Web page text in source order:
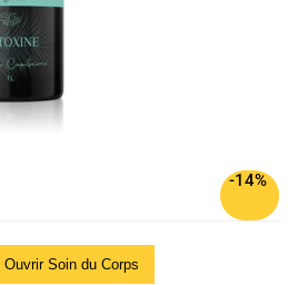
-14%
Ouvrir Soin du Corps